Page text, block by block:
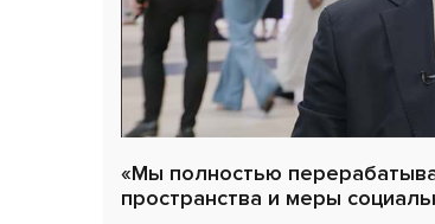
«Мы полностью
пространства и меры